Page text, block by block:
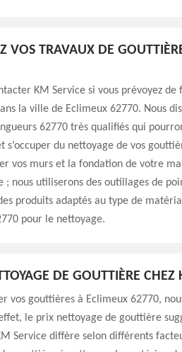
VOS TRAVAUX DE
KM Service si vous prévoyez
la ville de Eclimeux 62770. Nous
62770 très qualifiés qui
s’occuper du nettoyage de vos
vos murs et la fondation de votre
; nous utiliserons des outillages de
produits adaptés au type de
pour le nettoyage.
DE GOUTTIÈRE CHEZ
vos gouttières à Eclimeux 62770,
le prix nettoyage de gouttière
Service diffère selon différents